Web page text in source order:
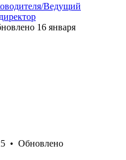
Ведущий
16 января
• Обновлено